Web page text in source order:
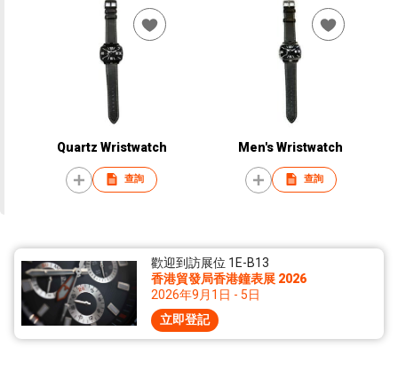
Quartz Wristwatch
查詢
Men's Wristwatch
查詢
歡迎到訪展位 1E-B13
香港貿發局香港鐘表展 2026
2026年9月1日 - 5日
立即登記